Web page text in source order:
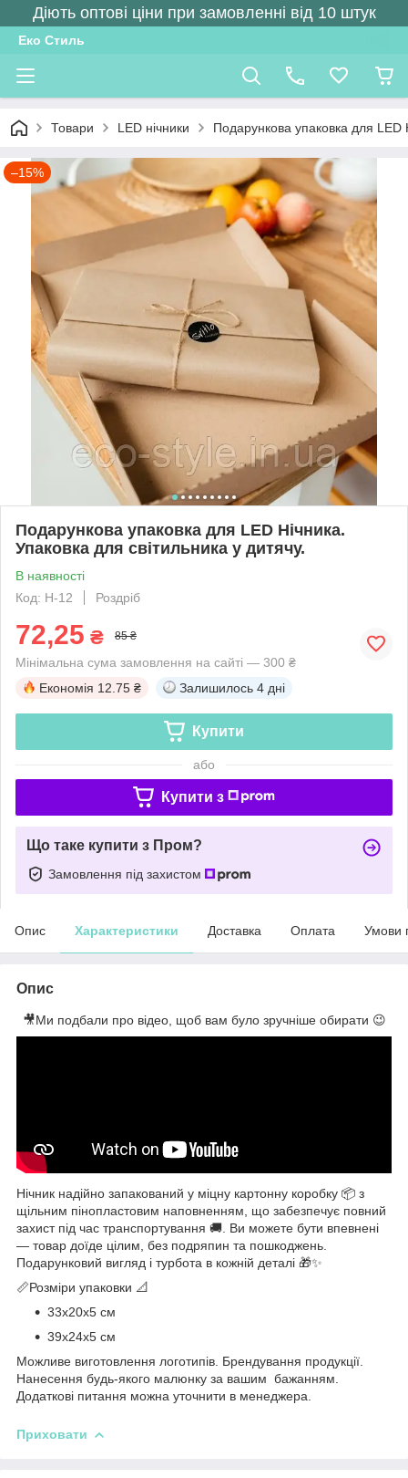
Діють оптові ціни при замовленні від 10 штук
Еко Стиль
Товари LED нічники Подарункова упаковка для LED
–15%
Подарункова упаковка для LED Нічника.
Упаковка для світильника у дитячу.
В наявності
Код: Н-12
Роздріб
72,25 ₴ 85 ₴
Мінімальна сума замовлення на сайті — 300 ₴
Економія 12.75 ₴ Залишилось 4 дні
Купити
або
Купити з
Що таке купити з Пром?
Замовлення під захистом
Опис Характеристики Доставка Оплата Умови
Опис
🎥Ми подбали про відео, щоб вам було зручніше обирати 😉
Нічник надійно запакований у міцну картонну коробку 📦 з
щільним пінопластовим наповненням, що забезпечує повний
захист під час транспортування 🚚. Ви можете бути впевнені
— товар доїде цілим, без подряпин та пошкоджень.
Подарунковий вигляд і турбота в кожній деталі 🎁✨
📏Розміри упаковки 📐
33х20х5 см
39х24х5 см
Можливе виготовлення логотипів. Брендування продукції.
Нанесення будь-якого малюнку за вашим бажанням.
Додаткові питання можна уточнити в менеджера.
Приховати